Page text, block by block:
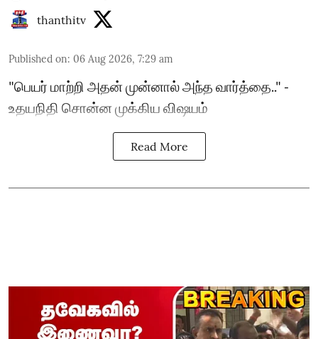
thanthitv
Published on: 06 Aug 2026, 7:29 am
"பெயர் மாற்றி அதன் முன்னால் அந்த வார்த்தை.." -
உதயநிதி சொன்ன முக்கிய விஷயம்
Read More